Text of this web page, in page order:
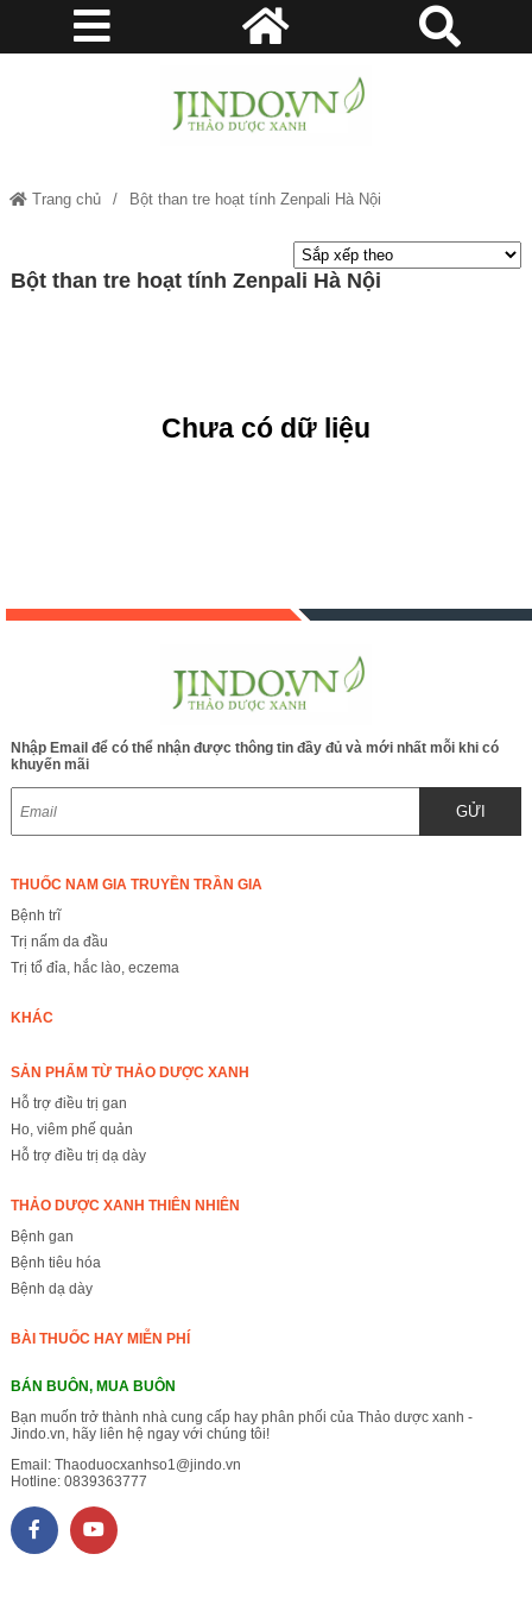
Trang chủ Bột than tre hoạt tính Zenpali Hà Nội
Bột than tre hoạt tính Zenpali Hà Nội
Chưa có dữ liệu
Nhập Email để có thể nhận được thông tin đầy đủ và mới nhất mỗi khi có
khuyến mãi
GỬI
THUỐC NAM GIA TRUYỀN TRẦN GIA
Bệnh trĩ
Trị nấm da đầu
Trị tổ đỉa, hắc lào, eczema
KHÁC
SẢN PHẨM TỪ THẢO DƯỢC XANH
Hỗ trợ điều trị gan
Ho, viêm phế quản
Hỗ trợ điều trị dạ dày
THẢO DƯỢC XANH THIÊN NHIÊN
Bệnh gan
Bệnh tiêu hóa
Bệnh dạ dày
BÀI THUỐC HAY MIỄN PHÍ
BÁN BUÔN, MUA BUÔN
Bạn muốn trở thành nhà cung cấp hay phân phối của Thảo dược xanh -
Jindo.vn, hãy liên hệ ngay với chúng tôi!
Email: Thaoduocxanhso1@jindo.vn
Hotline: 0839363777